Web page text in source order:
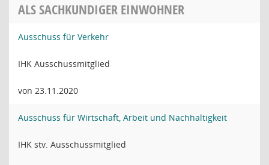
ALS SACHKUNDIGER EINWOHNER
Ausschuss für Verkehr
IHK Ausschussmitglied
von 23.11.2020
Ausschuss für Wirtschaft, Arbeit und Nachhaltigkeit
IHK stv. Ausschussmitglied